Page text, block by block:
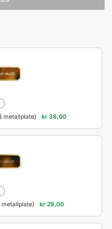
metallplate) kr 38,00
metallplate) kr 29,00